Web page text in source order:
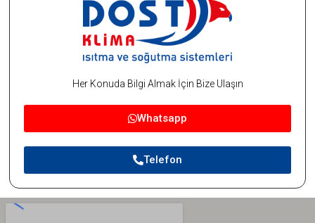
Her Konuda Bilgi Almak İçin Bize Ulaşın
Whatsapp
Telefon